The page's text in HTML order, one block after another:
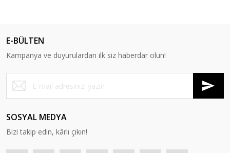
E-BÜLTEN
Kampanya ve duyurulardan ilk siz haberdar olun!
SOSYAL MEDYA
Bizi takip edin, kârlı çıkın!